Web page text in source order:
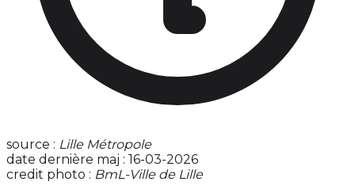
source : Lille Métropole
date dernière maj : 16-03-2026
credit photo : BmL-Ville de Lille